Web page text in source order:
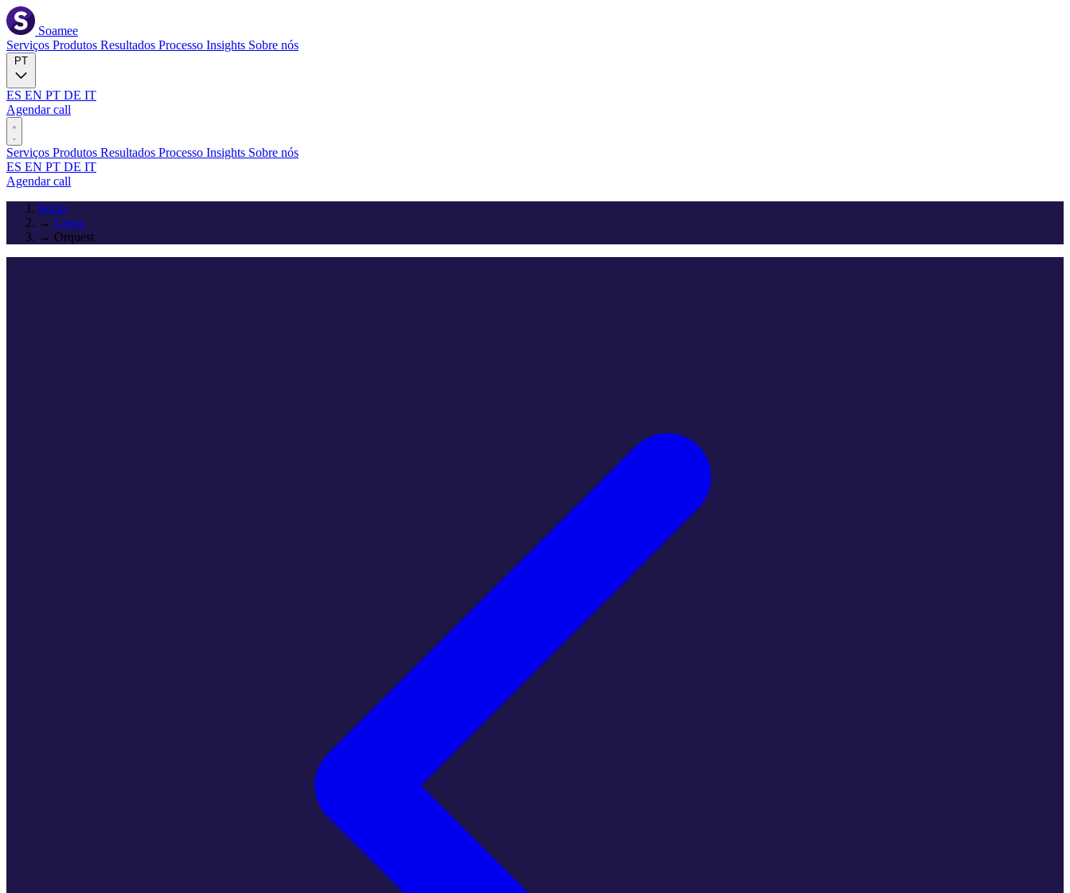
Soamee
Serviços Produtos Resultados Processo Insights Sobre nós
ES EN PT DE IT
Agendar call
Serviços Produtos Resultados Processo Insights Sobre nós
ES EN PT DE IT
Agendar call
Início
→ Casos
→ Orquest